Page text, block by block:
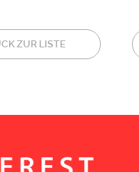
ZUR LISTE